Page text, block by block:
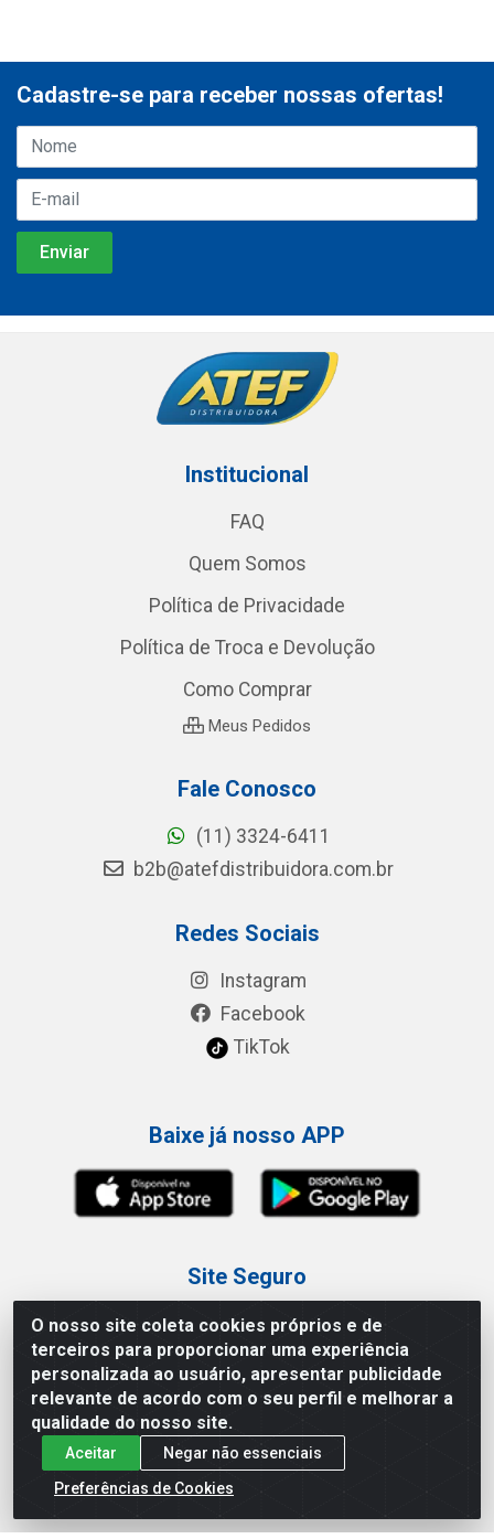
O nosso site coleta cookies próprios e de
terceiros para proporcionar uma experiência
personalizada ao usuário, apresentar publicidade
relevante de acordo com o seu perfil e melhorar a
qualidade do nosso site.
Aceitar
Negar não essenciais
Preferências de Cookies
Cadastre-se para receber nossas ofertas!
Institucional
FAQ
Quem Somos
Política de Privacidade
Política de Troca e Devolução
Como Comprar
Meus Pedidos
Fale Conosco
(11) 3324-6411
b2b@atefdistribuidora.com.br
Redes Sociais
Instagram
Facebook
TikTok
Baixe já nosso APP
Site Seguro
Loja / Showroom
Tel.: (11) 3227-0546
Av Vautier, 587/597 - Pari - São Paulo/SP